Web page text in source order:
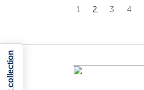
1 2 3 4